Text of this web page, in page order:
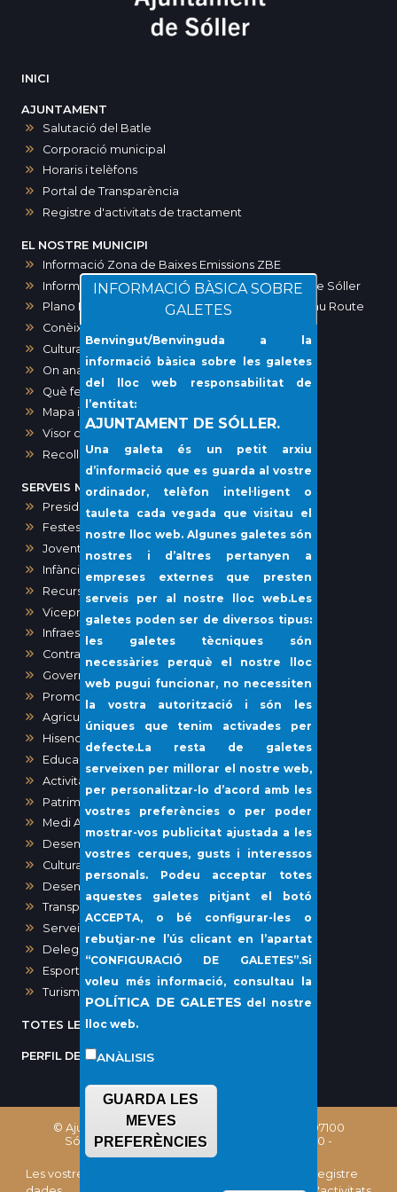
INICI
AJUNTAMENT
Salutació del Batle
Corporació municipal
Horaris i telèfons
Portal de Transparència
Registre d'activitats de tractament
EL NOSTRE MUNICIPI
Informació Zona de Baixes Emissions ZBE
Informació zones d’aparcament a Sóller i port de Sóller
Plano Maps SOLLER. Ruta modernista-Art Noveau Route
Conèixer Sóller
Cultura
On anar?
Què fer?
Mapa interactiu dels comerços de Sóller
Visor cartogràfic (IDE)
Recollida porta a porta i voluminosos
SERVEIS MUNICIPALS
Presidència, Comunicació, Premsa i Protocol
Festes
Joventut
Infància i Igualtat
Recursos humans
Vicepresidència i Administració General
Infraestructures i Vies Públiques
Contractació
Governació
Promoció Econòmica
Agricultura, Ramaderia, Pesca
Hisenda
Educació
Activitats, Obres i Urbanisme
Patrimoni
Medi Ambient
Desenvolupament urbà
Cultura
Desenvolupament local i Sanitat
Transparència i Participació Ciutadana
Serveis Socials i Gent Gran
Delegació del Port de Sóller
Esports
Turisme
TOTES LES NOTÍCIES
PERFIL DEL CONTRACTANT
© Ajuntament de Sóller, Plaça Constitució, 1 - 07100
Sóller (Illes Balears) Telèfon: (+34) 971 63 02 00 -
CIF: P0706100E
Les vostres
Registre
INFORMACIÓ BÀSICA SOBRE
GALETES
Benvingut/Benvinguda a la
informació bàsica sobre les galetes
del lloc web responsabilitat de
l’entitat:
AJUNTAMENT DE SÓLLER.
Una galeta és un petit arxiu
d’informació que es guarda al vostre
ordinador, telèfon intel·ligent o
tauleta cada vegada que visitau el
nostre lloc web. Algunes galetes són
nostres i d’altres pertanyen a
empreses externes que presten
serveis per al nostre lloc web.Les
galetes poden ser de diversos tipus:
les galetes tècniques són
necessàries perquè el nostre lloc
web pugui funcionar, no necessiten
la vostra autorització i són les
úniques que tenim activades per
defecte.La resta de galetes
serveixen per millorar el nostre web,
per personalitzar-lo d’acord amb les
vostres preferències o per poder
mostrar-vos publicitat ajustada a les
vostres cerques, gusts i interessos
personals. Podeu acceptar totes
aquestes galetes pitjant el botó
ACCEPTA, o bé configurar-les o
rebutjar-ne l’ús clicant en l’apartat
“CONFIGURACIÓ DE GALETES”.Si
voleu més informació, consultau la
POLÍTICA DE GALETES del nostre
lloc web.
ANÀLISIS
GUARDA LES
MEVES
PREFERÈNCIES